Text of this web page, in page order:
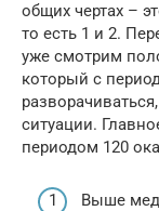
общих чертах –
то есть 1 и 2.
уже смотрим
который с
ситуации.
периодом 120
Выше